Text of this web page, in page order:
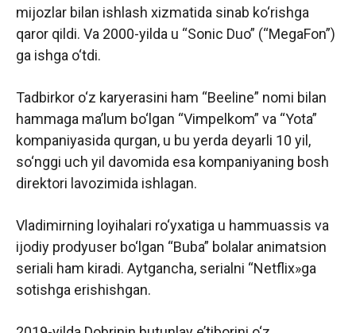
mijozlar bilan ishlash xizmatida sinab ko‘rishga
qaror qildi. Va 2000-yilda u “Sonic Duo” (“MegaFon”)
ga ishga o‘tdi.
Tadbirkor o‘z karyerasini ham “Beeline” nomi bilan
hammaga ma’lum bo‘lgan “Vimpelkom” va “Yota”
kompaniyasida qurgan, u bu yerda deyarli 10 yil,
so‘nggi uch yil davomida esa kompaniyaning bosh
direktori lavozimida ishlagan.
Vladimirning loyihalari ro‘yxatiga u hammuassis va
ijodiy prodyuser bo‘lgan “Buba” bolalar animatsion
seriali ham kiradi. Aytgancha, serialni “Netflix»ga
sotishga erishishgan.